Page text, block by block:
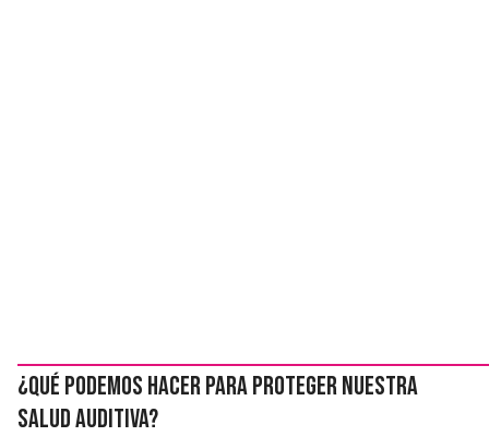
¿Qué podemos hacer para proteger nuestra
salud auditiva?